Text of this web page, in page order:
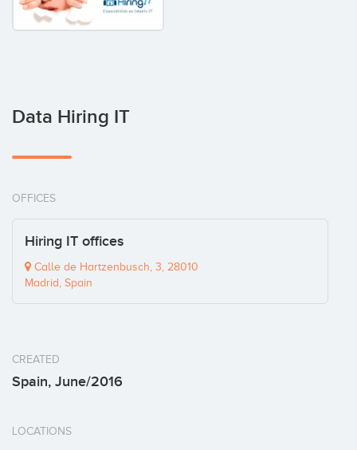
Data Hiring IT
OFFICES
Hiring IT offices
Calle de Hartzenbusch, 3, 28010
Madrid, Spain
CREATED
Spain, June/2016
LOCATIONS